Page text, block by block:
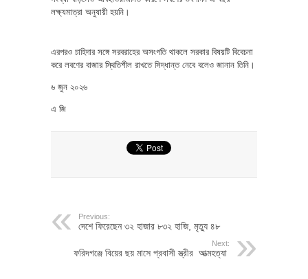
লক্ষ্যমাত্রা অনুযায়ী হয়নি।
এরপরও চাহিদার সঙ্গে সরবরাহের অসংগতি থাকলে সরকার বিষয়টি বিবেচনা
করে লবণের বাজার স্থিতিশীল রাখতে সিদ্ধান্ত নেবে বলেও জানান তিনি।
৬ জুন ২০২৬
এ জি
Previous:
দেশে ফিরেছেন ৩২ হাজার ৮৩২ হাজি, মৃত্যু ৪৮
Next:
ফরিদগঞ্জে বিয়ের ছয় মাসে প্রবাসী স্ত্রীর আত্মহত্যা